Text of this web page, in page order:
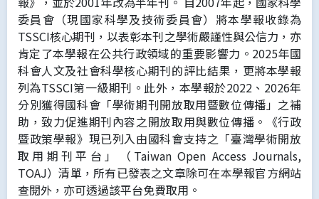
委員會（現國家科學及技術委員會）將本學報收錄為
TSSCI核心期刊，以表彰本刊之學術嚴謹性與公信力，亦
肯定了本學報在公共行政領域的重要影響力。2025年國
科會人文及社會科學核心期刊的評比結果，更將本學報
列為TSSCI第一級期刊。此外，本學報於2022、2026年
分別獲得國科會「學術期刊開放取用暨數位傳播」之補
助，致力促進期刊內容之開放取用與數位傳播。《行政
暨政策學報》現已列入由國科會支持之「臺灣學術開放
取用期刊平台」（Taiwan Open Access Journals,
TOAJ）清單，所有已發表之文章除可在本學報官方網站
查閱外，亦可透過該平台免費取用。